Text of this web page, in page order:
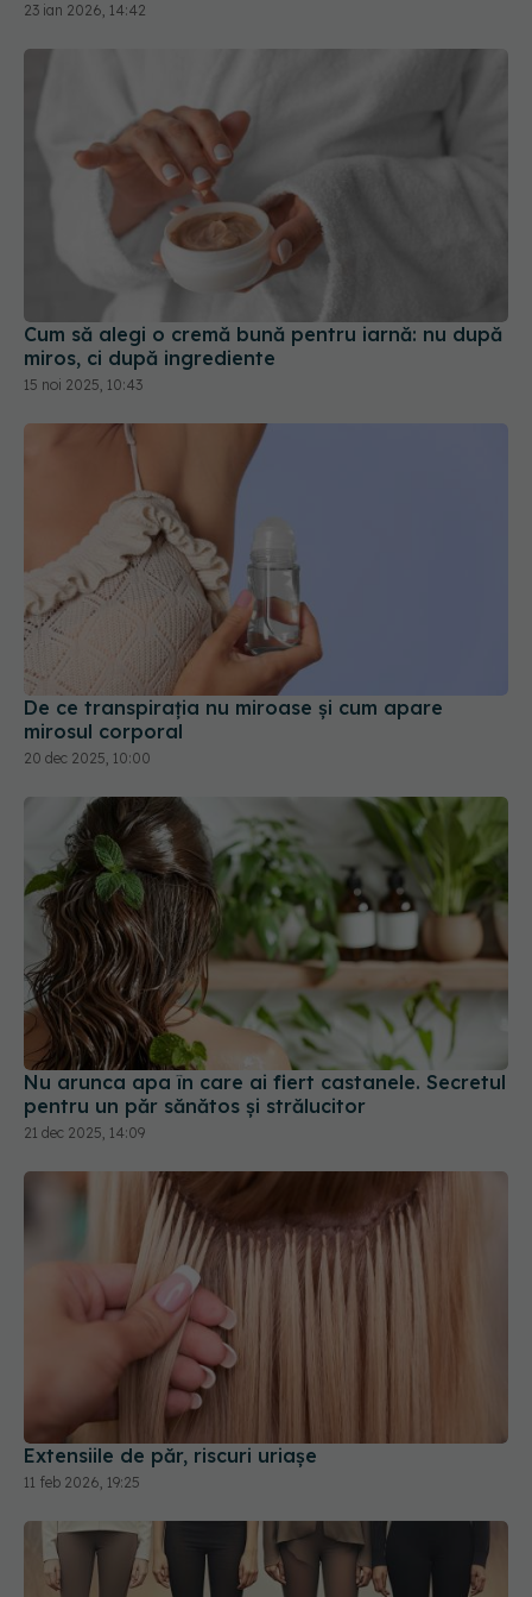
23 ian 2026, 14:42
Cum să alegi o cremă bună pentru iarnă: nu după
miros, ci după ingrediente
15 noi 2025, 10:43
De ce transpirația nu miroase și cum apare
mirosul corporal
20 dec 2025, 10:00
Nu arunca apa în care ai fiert castanele. Secretul
pentru un păr sănătos și strălucitor
21 dec 2025, 14:09
Extensiile de păr, riscuri uriașe
11 feb 2026, 19:25